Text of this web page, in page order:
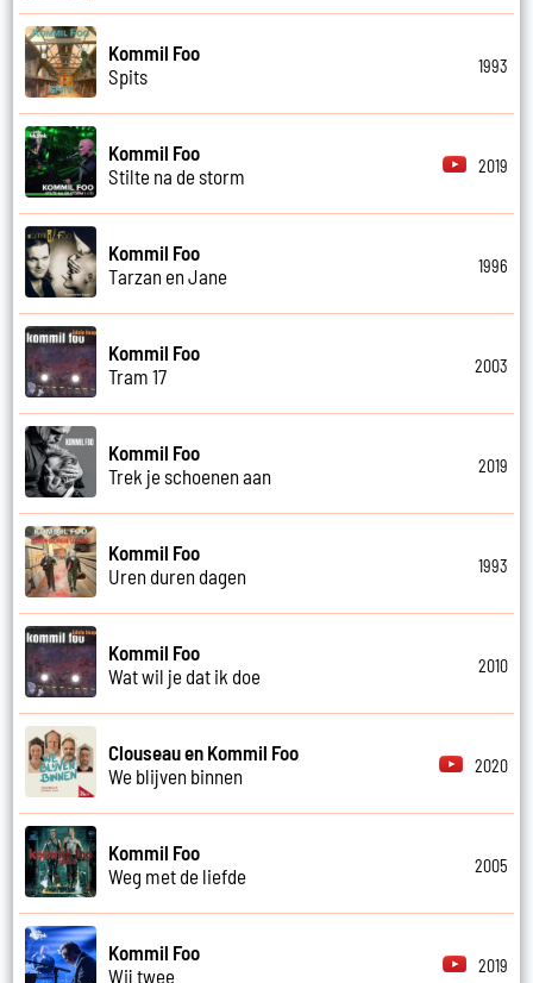
Kommil Foo
Spits
1993
Kommil Foo
Stilte na de storm
2019
Kommil Foo
Tarzan en Jane
1996
Kommil Foo
Tram 17
2003
Kommil Foo
Trek je schoenen aan
2019
Kommil Foo
Uren duren dagen
1993
Kommil Foo
Wat wil je dat ik doe
2010
Clouseau en Kommil Foo
We blijven binnen
2020
Kommil Foo
Weg met de liefde
2005
Kommil Foo
Wij twee
2019